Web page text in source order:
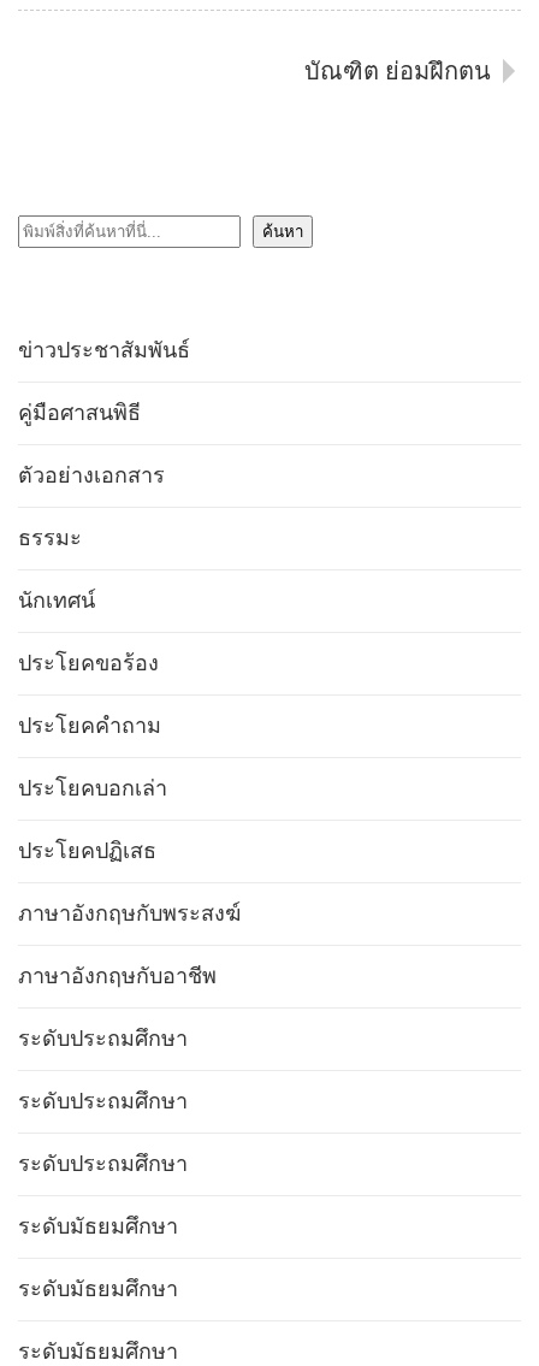
บัณฑิต ย่อมฝึกตน
ค้นหา ค้นหา
ข่าวประชาสัมพันธ์
คู่มือศาสนพิธี
ตัวอย่างเอกสาร
ธรรมะ
นักเทศน์
ประโยคขอร้อง
ประโยคคำถาม
ประโยคบอกเล่า
ประโยคปฏิเสธ
ภาษาอังกฤษกับพระสงฆ์
ภาษาอังกฤษกับอาชีพ
ระดับประถมศึกษา
ระดับประถมศึกษา
ระดับประถมศึกษา
ระดับมัธยมศึกษา
ระดับมัธยมศึกษา
ระดับมัธยมศึกษา